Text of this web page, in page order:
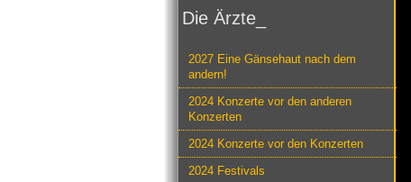
Die Ärzte_
2027 Eine Gänsehaut nach dem
andern!
2024 Konzerte vor den anderen
Konzerten
2024 Konzerte vor den Konzerten
2024 Festivals